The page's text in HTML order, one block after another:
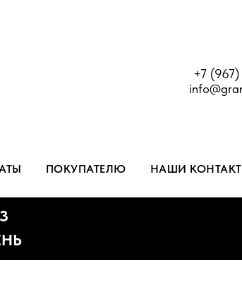
+7
ПОКУПАТЕЛЮ НАШИ